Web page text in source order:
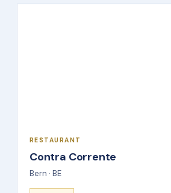
RESTAURANT
Contra Corrente
Bern · BE